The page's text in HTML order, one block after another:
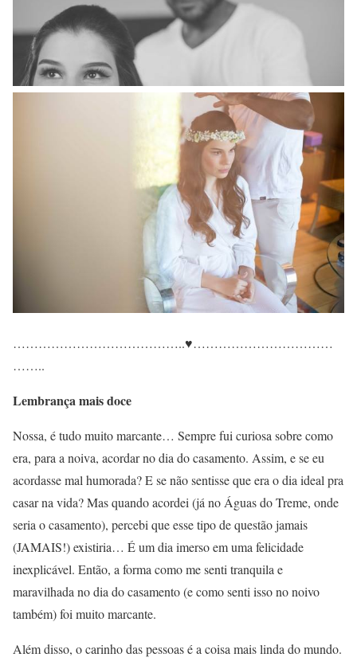
…………………………………..♥……………………………
……..
Lembrança mais doce
Nossa, é tudo muito marcante… Sempre fui curiosa sobre como
era, para a noiva, acordar no dia do casamento. Assim, e se eu
acordasse mal humorada? E se não sentisse que era o dia ideal pra
casar na vida? Mas quando acordei (já no Águas do Treme, onde
seria o casamento), percebi que esse tipo de questão jamais
(JAMAIS!) existiria… É um dia imerso em uma felicidade
inexplicável. Então, a forma como me senti tranquila e
maravilhada no dia do casamento (e como senti isso no noivo
também) foi muito marcante.
Além disso, o carinho das pessoas é a coisa mais linda do mundo.